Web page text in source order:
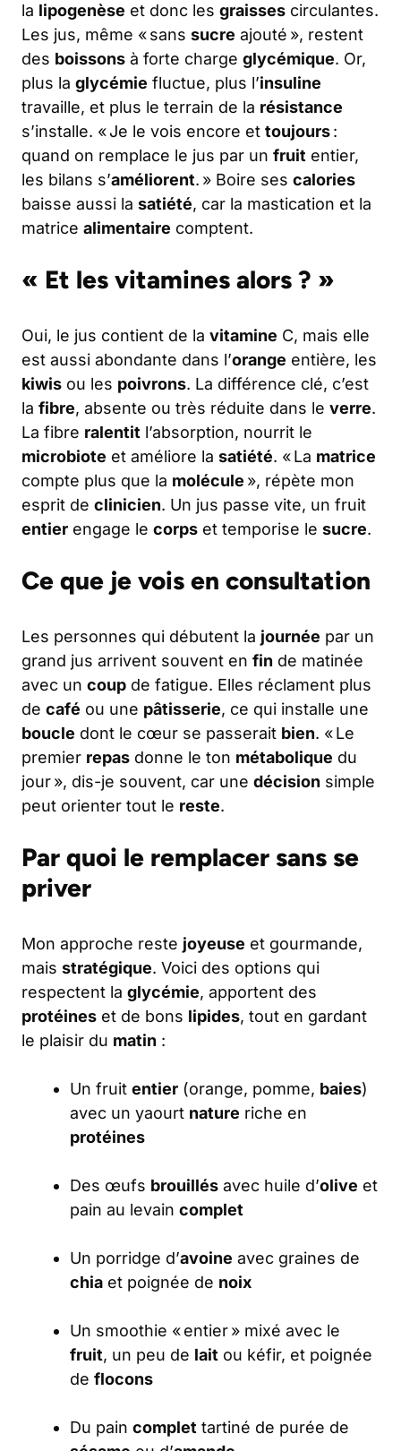
la lipogenèse et donc les graisses circulantes.
Les jus, même « sans sucre ajouté », restent
des boissons à forte charge glycémique. Or,
plus la glycémie fluctue, plus l’insuline
travaille, et plus le terrain de la résistance
s’installe. « Je le vois encore et toujours:
quand on remplace le jus par un fruit entier,
les bilans s’améliorent. » Boire ses calories
baisse aussi la satiété, car la mastication et la
matrice alimentaire comptent.
« Et les vitamines alors ? »
Oui, le jus contient de la vitamine C, mais elle
est aussi abondante dans l’orange entière, les
kiwis ou les poivrons. La différence clé, c’est
la fibre, absente ou très réduite dans le verre.
La fibre ralentit l’absorption, nourrit le
microbiote et améliore la satiété. « La matrice
compte plus que la molécule », répète mon
esprit de clinicien. Un jus passe vite, un fruit
entier engage le corps et temporise le sucre.
Ce que je vois en consultation
Les personnes qui débutent la journée par un
grand jus arrivent souvent en fin de matinée
avec un coup de fatigue. Elles réclament plus
de café ou une pâtisserie, ce qui installe une
boucle dont le cœur se passerait bien. « Le
premier repas donne le ton métabolique du
jour », dis-je souvent, car une décision simple
peut orienter tout le reste.
Par quoi le remplacer sans se
priver
Mon approche reste joyeuse et gourmande,
mais stratégique. Voici des options qui
respectent la glycémie, apportent des
protéines et de bons lipides, tout en gardant
le plaisir du matin :
Un fruit entier (orange, pomme, baies)
avec un yaourt nature riche en
protéines
Des œufs brouillés avec huile d’olive et
pain au levain complet
Un porridge d’avoine avec graines de
chia et poignée de noix
Un smoothie « entier » mixé avec le
fruit, un peu de lait ou kéfir, et poignée
de flocons
Du pain complet tartiné de purée de